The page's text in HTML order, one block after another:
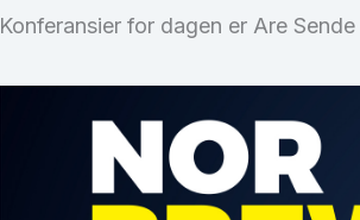
Konferansier for dagen er Are